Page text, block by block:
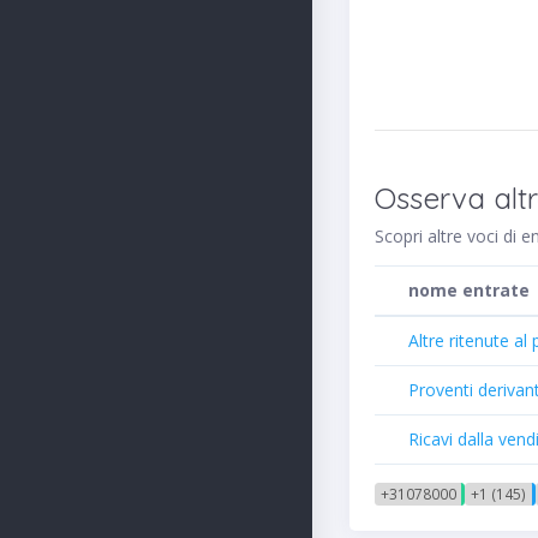
Osserva
Scopri altre voci di
nome entrate
Altre ritenute al
Proventi
Ricavi dalla
+31078000 +1 (145)